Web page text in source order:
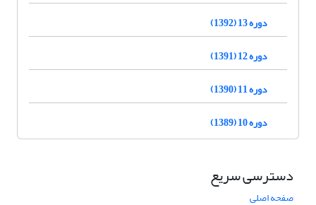
دوره 13 (1392)
دوره 12 (1391)
دوره 11 (1390)
دوره 10 (1389)
دسترسی سریع
صفحه اصلی